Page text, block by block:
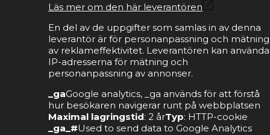
Läs mer om den här leverantören
En del av de uppgifter som samlas in av denna
leverantör är för personanpassning och mätning
av reklameffektivitet. Leverantören kan använda
IP-adresserna för mätning och
personanpassning av annonser.
_gaGoogle analytics, _ga används för att förstå
hur besökaren navigerar runt på webbplatsen
Maximal lagringstid: 2 årTyp: HTTP-cookie
_ga_#Used to send data to Google Analytics